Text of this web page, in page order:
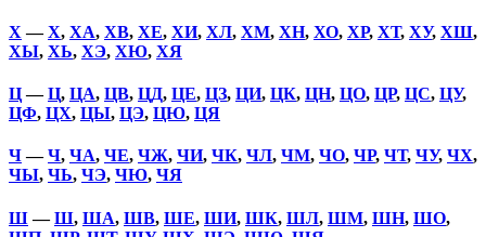
Х —Х, ХА, ХВ, ХЕ, ХИ, ХЛ, ХМ, ХН, ХО, ХР, ХТ, ХУ, ХШ,
ХЫ, ХЬ, ХЭ, ХЮ, ХЯ
Ц—Ц, ЦА, ЦВ, ЦД, ЦЕ, ЦЗ, ЦИ, ЦК, ЦН, ЦО, ЦР, ЦС, ЦУ,
ЦФ, ЦХ, ЦЫ, ЦЭ, ЦЮ, ЦЯ
Ч—Ч, ЧА, ЧЕ, ЧЖ, ЧИ, ЧК, ЧЛ, ЧМ, ЧО, ЧР, ЧТ, ЧУ, ЧХ,
ЧЫ, ЧЬ, ЧЭ, ЧЮ, ЧЯ
Ш—Ш, ША, ШВ, ШЕ, ШИ, ШК, ШЛ, ШМ, ШН, ШО,